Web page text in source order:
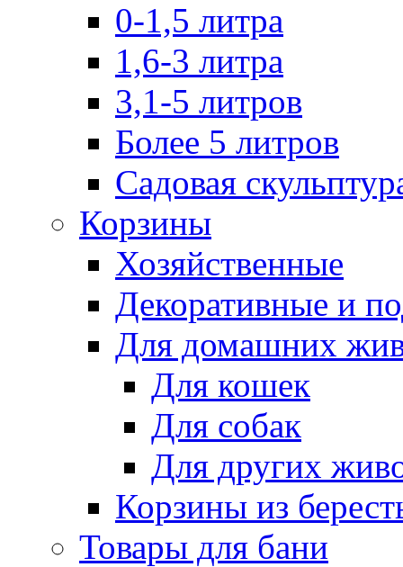
0-1,5 литра
1,6-3 литра
3,1-5 литров
Более 5 литров
Садовая
Корзины
Хозяйственные
Декоративные и
Для домашних
Для кошек
Для собак
Для других
Корзины из
Товары для бани